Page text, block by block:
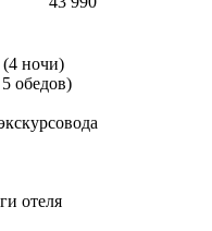
ночи)
обедов)
отеля